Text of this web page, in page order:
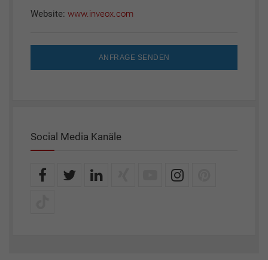
Website: www.inveox.com
ANFRAGE SENDEN
Social Media Kanäle